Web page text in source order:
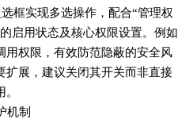
框实现多选操作，配合“管理权
启用状态及核心权限设置。例如
用权限，有效防范隐蔽的安全风
扩展，建议关闭其开关而非直接
机制